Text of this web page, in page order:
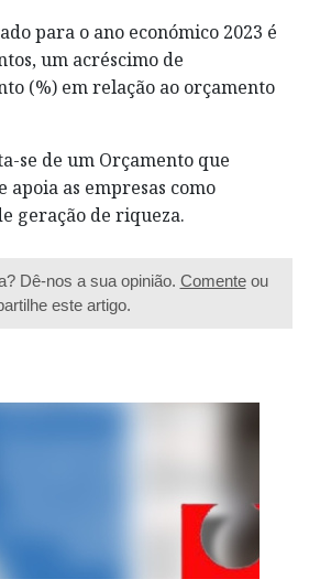
para o ano económico 2023 é
um acréscimo de
(%) em relação ao orçamento
se de um Orçamento que
apoia as empresas como
geração de riqueza.
Dê-nos a sua opinião. Comenteou
este artigo.